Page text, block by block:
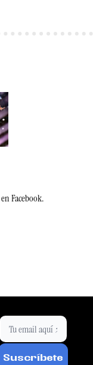
en Facebook.
Suscríbete